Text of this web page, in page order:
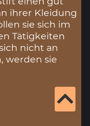
ihrer Kleidung
sie sich im
Tätigkeiten
nicht an
werden sie